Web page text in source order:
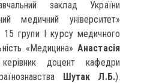
заклад України
медичний університет»
15 групи І курсу медичного
«Медицина»Анастасія
доцент кафедри
Шутак Л.Б.).